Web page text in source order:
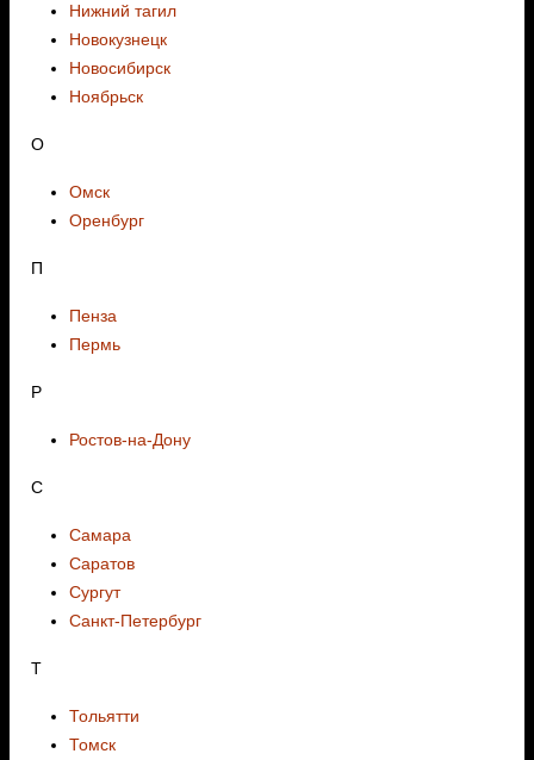
Нижний тагил
Новокузнецк
Новосибирск
Ноябрьск
О
Омск
Оренбург
П
Пенза
Пермь
Р
Ростов-на-Дону
С
Самара
Саратов
Сургут
Санкт-Петербург
Т
Тольятти
Томск